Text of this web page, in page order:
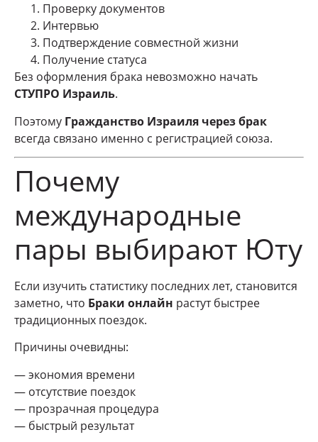
Проверку документов
Интервью
Подтверждение совместной жизни
Получение статуса
Без оформления брака невозможно начать
СТУПРО Израиль.
Поэтому Гражданство Израиля через брак
всегда связано именно с регистрацией союза.
Почему
международные
пары выбирают Юту
Если изучить статистику последних лет, становится
заметно, что Браки онлайн растут быстрее
традиционных поездок.
Причины очевидны:
— экономия времени
— отсутствие поездок
— прозрачная процедура
— быстрый результат